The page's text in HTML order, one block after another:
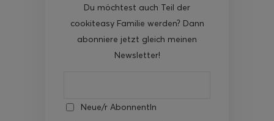
Du möchtest auch Teil der
cookiteasy Familie werden? Dann
abonniere jetzt gleich meinen
Newsletter!
Neue/r AbonnentIn